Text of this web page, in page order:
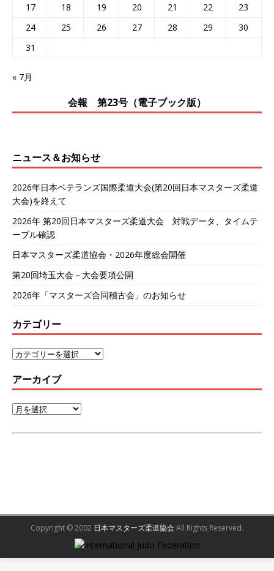
17
18 19 20 21 22
23
24
25 26 27 28 29
30
31
« 7月
会報 第23号（電子ブック版）
ニュース＆お知らせ
2026年日本ベテランズ国際柔道大会(第20回日本マスターズ柔道
大会)を終えて
2026年 第20回日本マスターズ柔道大会 対戦データ、タイムテ
ーブル確認
日本マスターズ柔道協会・2026年度総会開催
第20回埼玉大会－大会要項公開
2026年「マスターズ合同稽古会」のお知らせ
カテゴリー
アーカイブ
Copyright © 2002 日本マスターズ柔道協会All Rights Reserved.